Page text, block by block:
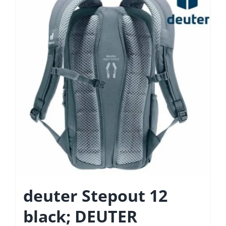
deuter Stepout 12
black; DEUTER